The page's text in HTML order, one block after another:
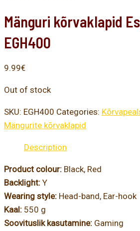
Mänguri kõrvaklapid
EGH400
9.99€
Out of stock
SKU: EGH400 Categories:
Mängurite kõrvaklapid
Description
Product colour: Black, Red
Backlight: Y
Wearing style: Head-band, Ear-hook
Kaal: 550 g
Soovituslik kasutamine: Gaming